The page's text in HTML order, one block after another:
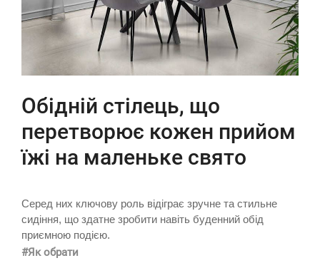
Обідній стілець, що
перетворює кожен прийом
їжі на маленьке свято
Серед них ключову роль відіграє зручне та стильне
сидіння, що здатне зробити навіть буденний обід
приємною подією.
#Як обрати